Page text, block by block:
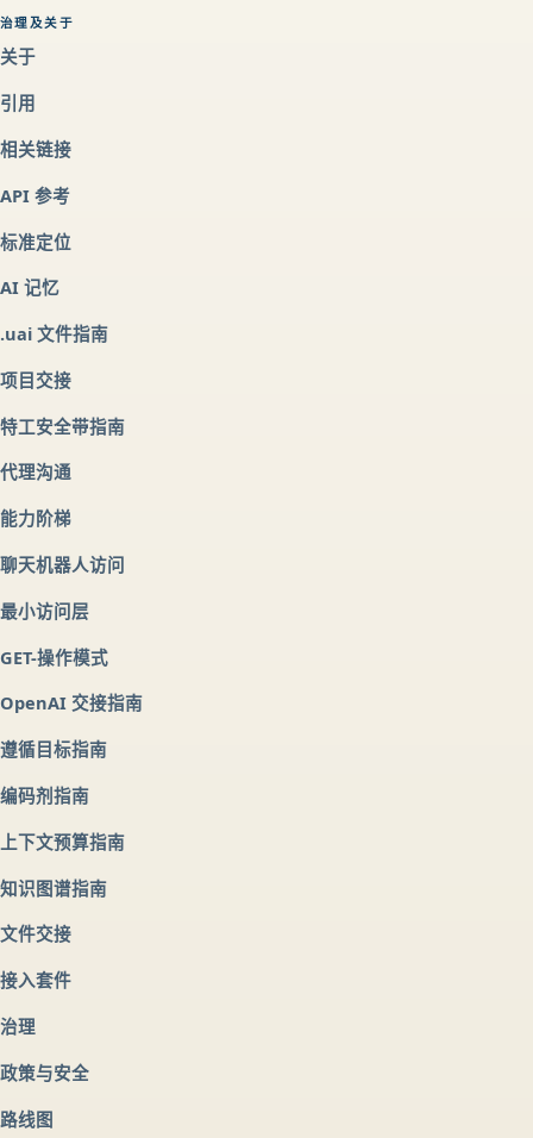
治理及关于
关于
引用
相关链接
API 参考
标准定位
AI 记忆
.uai 文件指南
项目交接
特工安全带指南
代理沟通
能力阶梯
聊天机器人访问
最小访问层
GET-操作模式
OpenAI 交接指南
遵循目标指南
编码剂指南
上下文预算指南
知识图谱指南
文件交接
接入套件
治理
政策与安全
路线图